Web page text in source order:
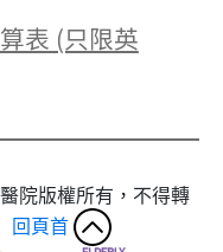
表 (只限英
院版權所有，不得轉
回頁首